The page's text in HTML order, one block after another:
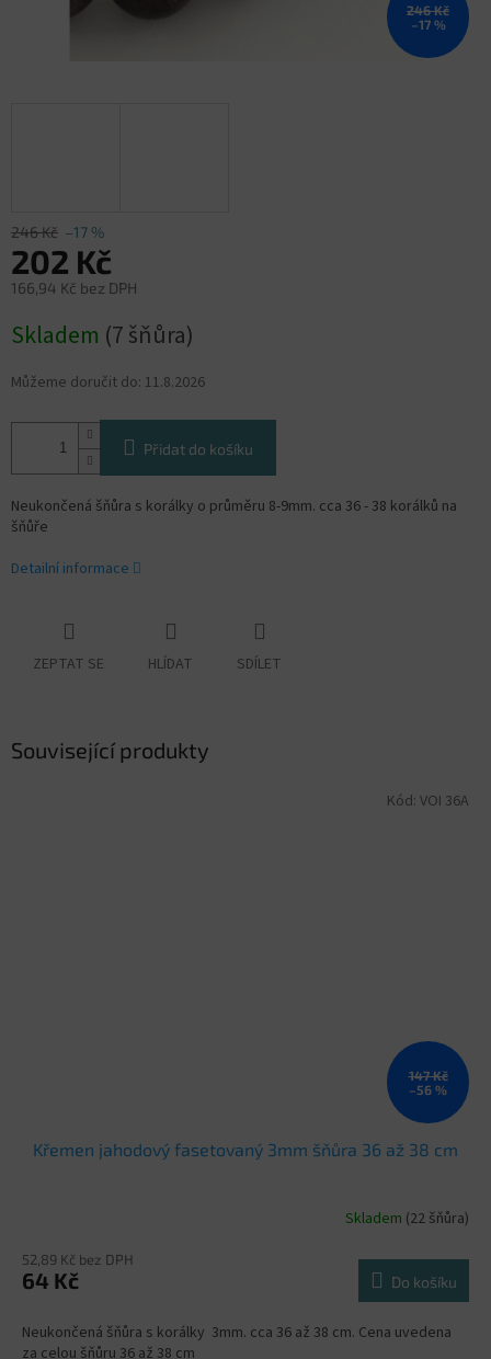
246 Kč
–17 %
246 Kč –17 %
202 Kč
166,94 Kč bez DPH
cena:
Skladem (7 šňůra)
Můžeme doručit do: 11.8.2026
Přidat do košíku
Neukončená šňůra s korálky o průměru 8-9mm. cca 36 - 38 korálků na
šňůře
Detailní informace
ZEPTAT SE HLÍDAT SDÍLET
Související produkty
147 Kč
–56 %
Křemen jahodový fasetovaný 3mm šňůra 36 až 38 cm
Skladem (22 šňůra)
52,89 Kč bez DPH
64 Kč Do košíku
Neukončená šňůra s korálky 3mm. cca 36 až 38 cm. Cena uvedena
za celou šňůru 36 až 38 cm
Kód: VOI 36A